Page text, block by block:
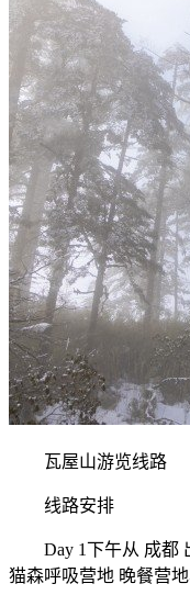
瓦屋山游览线路
线路安排
Day 1下午从 成都
猫森呼吸营地 晚餐营